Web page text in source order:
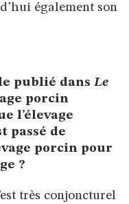
également son
publié dansLe
porcin
l’élevage
passé de
porcin pour
?
très conjoncturel